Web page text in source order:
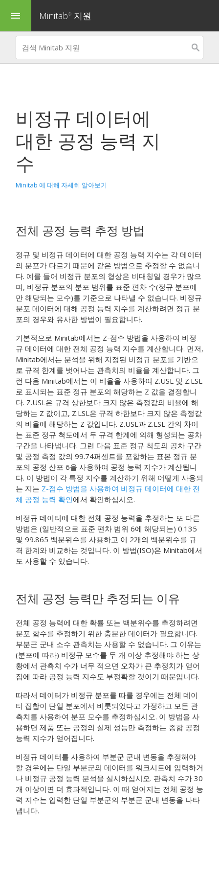
menu Minitab® 지원
비정규 데이터에
대한 공정 능력 지
수
Minitab 에 대해 자세히 알아보기
전체 공정 능력 추정 방법
정규 및 비정규 데이터에 대한 공정 능력 지수는 각 데이터
의 분포가 다르기 때문에 같은 방법으로 추정할 수 없습니
다. 예를 들어 비정규 분포의 형상은 비대칭일 경우가 많으
며, 비정규 분포의 분포 범위를 표준 편차 수(정규 분포에
만 해당되는 모수)를 기준으로 나타낼 수 없습니다. 비정규
분포 데이터에 대해 공정 능력 지수를 계산하려면 정규 분
포의 경우와 유사한 방법이 필요합니다.
기본적으로 Minitab에서는 Z-점수 방법을 사용하여 비정
규 데이터에 대한 전체 공정 능력 지수를 계산합니다. 먼저,
Minitab에서는 분석을 위해 지정된 비정규 분포를 기반으
로 규격 한계를 벗어나는 관측치의 비율을 계산합니다. 그
런 다음 Minitab에서는 이 비율을 사용하여 Z.USL 및 Z.LSL
로 표시되는 표준 정규 분포의 해당하는 Z 값을 결정합니
다. Z.USL은 규격 상한보다 크지 않은 측정값의 비율에 해
당하는 Z 값이고, Z.LSL은 규격 하한보다 크지 않은 측정값
의 비율에 해당하는 Z 값입니다. Z.USL과 Z.LSL 간의 차이
는 표준 정규 척도에서 두 규격 한계에 의해 형성되는 공차
구간을 나타냅니다. 그런 다음 표준 정규 척도의 공차 구간
및 공정 측정 값의 99.74퍼센트를 포함하는 표본 정규 분
포의 공정 산포 6을 사용하여 공정 능력 지수가 계산됩니
다. 이 방법이 각 특정 지수를 계산하기 위해 어떻게 사용되
는 지는 Z-점수 방법을 사용하여 비정규 데이터에 대한 전
체 공정 능력 확인에서 확인하십시오.
비정규 데이터에 대한 전체 공정 능력을 추정하는 또 다른
방법은 (일반적으로 표준 편차 범위 6에 해당되는) 0.135
및 99.865 백분위수를 사용하고 이 2개의 백분위수를 규
격 한계와 비교하는 것입니다. 이 방법(ISO)은 Minitab에서
도 사용할 수 있습니다.
전체 공정 능력만 추정되는 이유
전체 공정 능력에 대한 확률 또는 백분위수를 추정하려면
분포 함수를 추정하기 위한 충분한 데이터가 필요합니다.
부분군 군내 소수 관측치는 사용할 수 없습니다. 그 이유는
(분포에 따라) 비정규 모수를 두 개 이상 추정해야 하는 상
황에서 관측치 수가 너무 적으면 오차가 큰 추정치가 얻어
짐에 따라 공정 능력 지수도 부정확할 것이기 때문입니다.
따라서 데이터가 비정규 분포를 따를 경우에는 전체 데이
터 집합이 단일 분포에서 비롯되었다고 가정하고 모든 관
측치를 사용하여 분포 모수를 추정하십시오. 이 방법을 사
용하면 제품 또는 공정의 실제 성능만 측정하는 종합 공정
능력 지수가 얻어집니다.
비정규 데이터를 사용하여 부분군 군내 변동을 추정해야
할 경우에는 단일 부분군의 데이터를 워크시트에 입력하거
나 비정규 공정 능력 분석을 실시하십시오. 관측치 수가 30
개 이상이면 더 효과적입니다. 이 때 얻어지는 전체 공정 능
력 지수는 입력한 단일 부분군의 부분군 군내 변동을 나타
냅니다.